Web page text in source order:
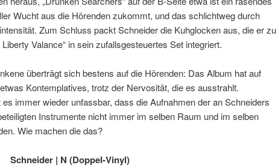
Wucht aus die Hörenden zukommt, und das schlichtweg durch
Zum Schluss packt Schneider die Kuhglocken aus, die er zu
Valance“ in sein zufallsgesteuertes Set integriert.
überträgt sich bestens auf die Hörenden: Das Album hat auf
Kontemplatives, trotz der Nervosität, die es ausstrahlt.
immer wieder unfassbar, dass die Aufnahmen der an Schneiders
Instrumente nicht immer im selben Raum und im selben
Wie machen die das?
Schneider | N (Doppel-Vinyl)